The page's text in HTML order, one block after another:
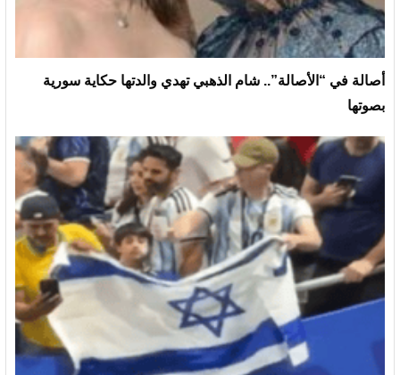
أصالة في “الأصالة”.. شام الذهبي تهدي والدتها حكاية سورية
بصوتها